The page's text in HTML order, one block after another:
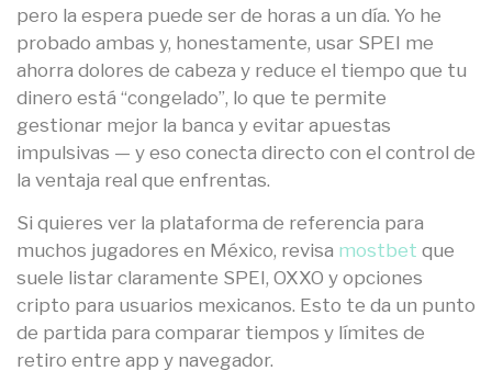
pero la espera puede ser de horas a un día. Yo he
probado ambas y, honestamente, usar SPEI me
ahorra dolores de cabeza y reduce el tiempo que tu
dinero está “congelado”, lo que te permite
gestionar mejor la banca y evitar apuestas
impulsivas — y eso conecta directo con el control de
la ventaja real que enfrentas.
Si quieres ver la plataforma de referencia para
muchos jugadores en México, revisa mostbet que
suele listar claramente SPEI, OXXO y opciones
cripto para usuarios mexicanos. Esto te da un punto
de partida para comparar tiempos y límites de
retiro entre app y navegador.